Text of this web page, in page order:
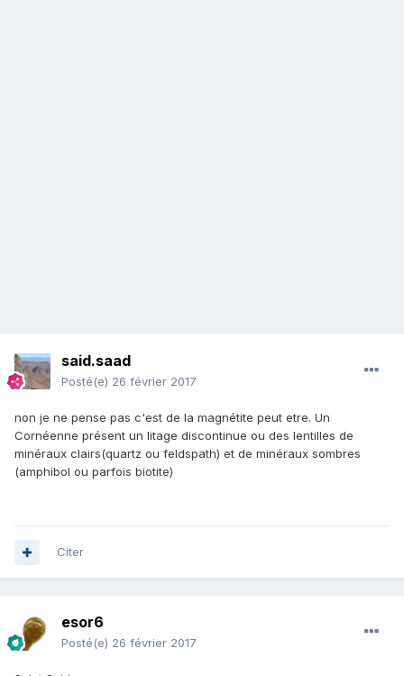
said.saad
Posté(e) 26 février 2017
non je ne pense pas c'est de la magnétite peut etre. Un
Cornéenne présent un litage discontinue ou des lentilles de
minéraux clairs(quartz ou feldspath) et de minéraux sombres
(amphibol ou parfois biotite)
Citer
esor6
Posté(e) 26 février 2017